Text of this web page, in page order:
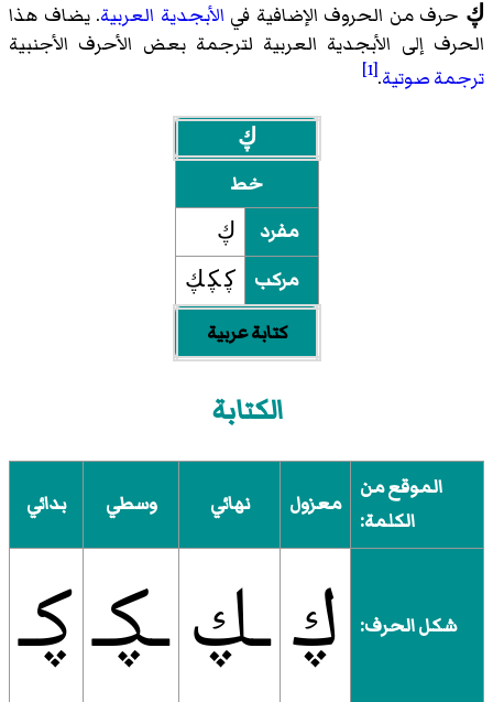
ڮ حرف من الحروف الإضافية في الأبجدية العربية. يضاف هذا
الحرف إلى الأبجدية العربية لترجمة بعض الأحرف الأجنبية
ترجمة صوتية.
[1]
ڮ
خط
مفرد
ڮ
مركب
ڮ‍ ‍ڮ‍ ‍ڮ
كتابة عربية
الكتابة
الموقع من
الكلمة:
معزول نهائي وسطي بدائي
شكل الحرف: ڮـڮـڮـڮـ